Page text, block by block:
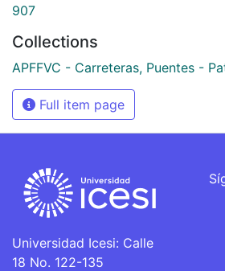
907
Collections
APFFVC - Carreteras, Puentes -
Full item page
Universidad Icesi: Calle
18 No. 122-135